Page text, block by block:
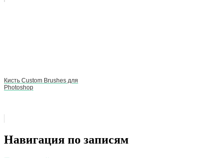
Кисть Custom Brushes для
Photoshop
Навигация по записям